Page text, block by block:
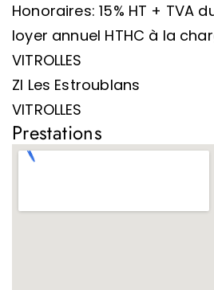
Honoraires: 15% HT + TVA
loyer annuel HTHC à la
VITROLLES
ZI Les Estroublans
VITROLLES
Prestations